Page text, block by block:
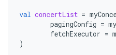
val concertList =
pagingConfig =
fetchExecutor =
)